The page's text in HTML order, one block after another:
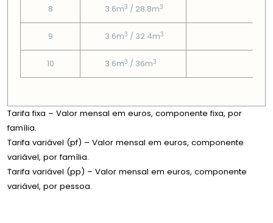
8 3.6m3 / 28.8m3
9 3.6m3 / 32.4m3
10 3.6m3 / 36m3
Tarifa fixa – Valor mensal em euros, componente fixa, por
família.
Tarifa variável (pf) – Valor mensal em euros, componente
variável, por família.
Tarifa variável (pp) – Valor mensal em euros, componente
variável, por pessoa.